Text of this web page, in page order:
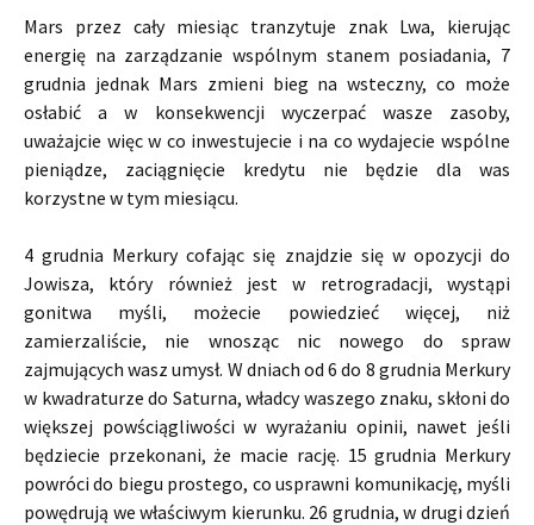
Mars przez cały miesiąc tranzytuje znak Lwa, kierując
energię na zarządzanie wspólnym stanem posiadania, 7
grudnia jednak Mars zmieni bieg na wsteczny, co może
osłabić a w konsekwencji wyczerpać wasze zasoby,
uważajcie więc w co inwestujecie i na co wydajecie wspólne
pieniądze, zaciągnięcie kredytu nie będzie dla was
korzystne w tym miesiącu.
4 grudnia Merkury cofając się znajdzie się w opozycji do
Jowisza, który również jest w retrogradacji, wystąpi
gonitwa myśli, możecie powiedzieć więcej, niż
zamierzaliście, nie wnosząc nic nowego do spraw
zajmujących wasz umysł. W dniach od 6 do 8 grudnia Merkury
w kwadraturze do Saturna, władcy waszego znaku, skłoni do
większej powściągliwości w wyrażaniu opinii, nawet jeśli
będziecie przekonani, że macie rację. 15 grudnia Merkury
powróci do biegu prostego, co usprawni komunikację, myśli
powędrują we właściwym kierunku. 26 grudnia, w drugi dzień